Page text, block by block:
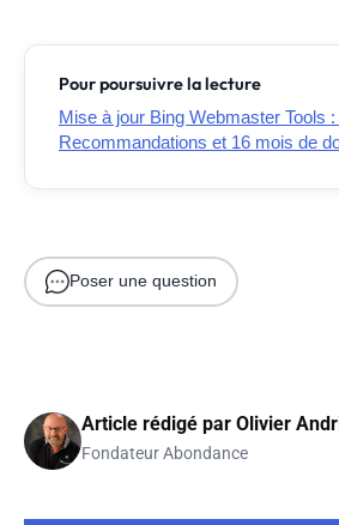
Pour poursuivre la lecture
Mise à jour Bing Webmaster Tools :
Recommandations et 16 mois de
Poser une question
Article rédigé par Olivier
Fondateur Abondance